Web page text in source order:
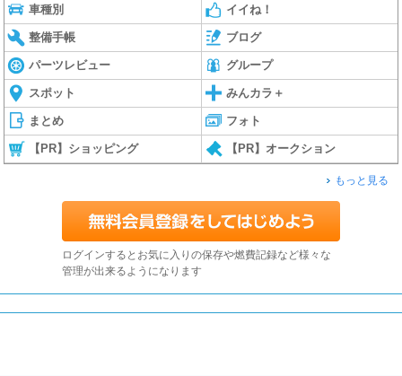
車種別 イイね！
整備手帳 ブログ
パーツレビュー グループ
スポット みんカラ＋
まとめ フォト
【PR】ショッピング 【PR】オークション
もっと見る
ログインするとお気に入りの保存や燃費記録など様々な
管理が出来るようになります